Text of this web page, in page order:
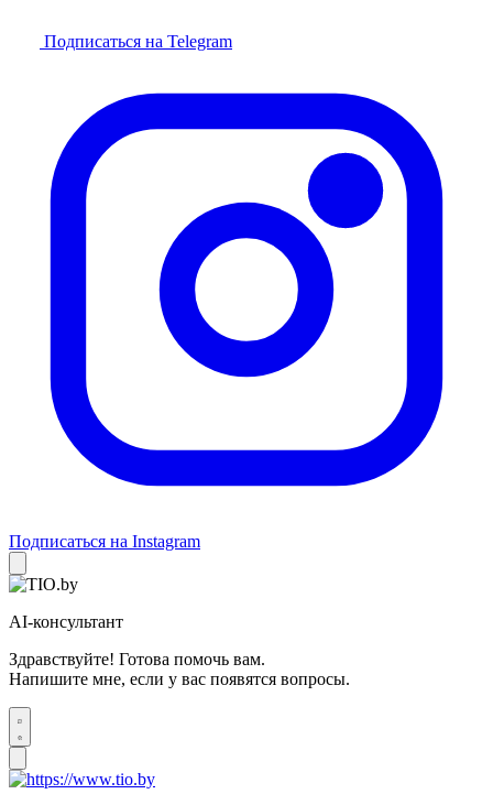
Подписаться на Telegram
Подписаться на Instagram
AI-консультант
Здравствуйте! Готова помочь вам.
Напишите мне, если у вас появятся вопросы.